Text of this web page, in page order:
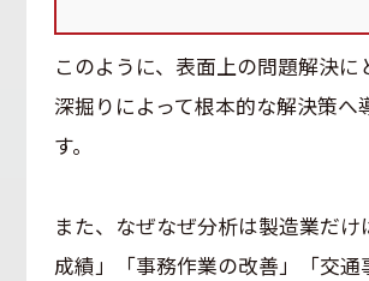
このように、表面上の問題解決に
深掘りによって根本的な解決策へ
す。
また、なぜなぜ分析は製造業だけ
成績」「事務作業の改善」「交通